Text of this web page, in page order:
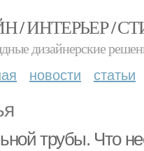
/ ИНТЕРЬЕР /
дизайнерские
новости статьи
трубы. Что